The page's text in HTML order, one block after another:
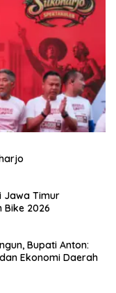
Jawa Timur
Bike 2026
Bupati Anton:
Ekonomi Daerah